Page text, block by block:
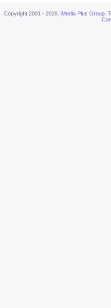
Copyright 2001 - 2026, iMedia Plus Group .